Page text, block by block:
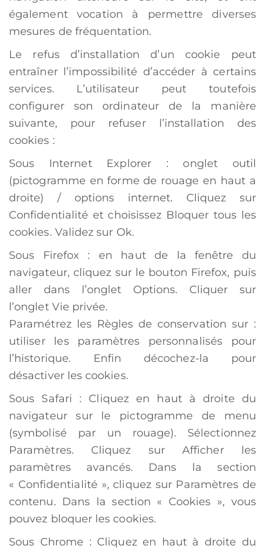
également vocation à permettre diverses
mesures de fréquentation.
Le refus d’installation d’un cookie peut
entraîner l’impossibilité d’accéder à certains
services. L’utilisateur peut toutefois
configurer son ordinateur de la manière
suivante, pour refuser l’installation des
cookies :
Sous Internet Explorer : onglet outil
(pictogramme en forme de rouage en haut a
droite) / options internet. Cliquez sur
Confidentialité et choisissez Bloquer tous les
cookies. Validez sur Ok.
Sous Firefox : en haut de la fenêtre du
navigateur, cliquez sur le bouton Firefox, puis
aller dans l’onglet Options. Cliquer sur
l’onglet Vie privée.
Paramétrez les Règles de conservation sur :
utiliser les paramètres personnalisés pour
l’historique. Enfin décochez-la pour
désactiver les cookies.
Sous Safari : Cliquez en haut à droite du
navigateur sur le pictogramme de menu
(symbolisé par un rouage). Sélectionnez
Paramètres. Cliquez sur Afficher les
paramètres avancés. Dans la section
« Confidentialité », cliquez sur Paramètres de
contenu. Dans la section « Cookies », vous
pouvez bloquer les cookies.
Sous Chrome : Cliquez en haut à droite du